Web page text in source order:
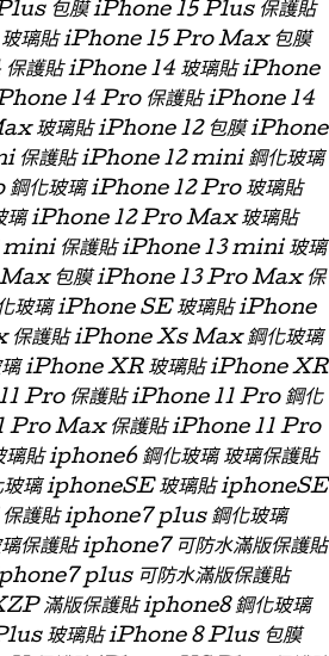
包膜 iPhone 15 Plus 保護貼
璃貼 iPhone 15 Pro Max 包膜
護貼 iPhone 14 玻璃貼 iPhone
14 Pro 保護貼 iPhone 14
玻璃貼 iPhone 12 包膜 iPhone
保護貼 iPhone 12 mini 鋼化玻璃
化玻璃 iPhone 12 Pro 玻璃貼
iPhone 12 Pro Max 玻璃貼
保護貼 iPhone 13 mini 玻璃
包膜 iPhone 13 Pro Max 保
玻璃 iPhone SE 玻璃貼 iPhone
護貼 iPhone Xs Max 鋼化玻璃
iPhone XR 玻璃貼 iPhone XR
Pro 保護貼 iPhone 11 Pro 鋼化
Pro Max 保護貼 iPhone 11 Pro
iphone6 鋼化玻璃 玻璃保護貼
璃 iphoneSE 玻璃貼 iphoneSE
護貼 iphone7 plus 鋼化玻璃
護貼 iphone7 可防水滿版保護貼
plus 可防水滿版保護貼
滿版保護貼 iphone8 鋼化玻璃
玻璃貼 iPhone 8 Plus 包膜